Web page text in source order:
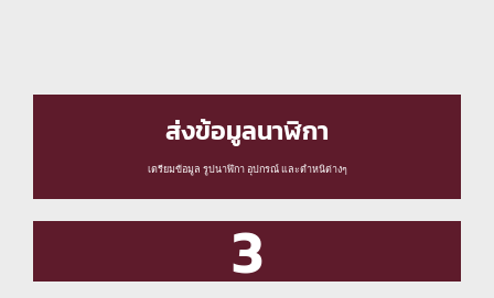
ส่งข้อมูลนาฬิกา
เตรียมข้อมูล รูปนาฬิกา อุปกรณ์ และตำหนิต่างๆ
3